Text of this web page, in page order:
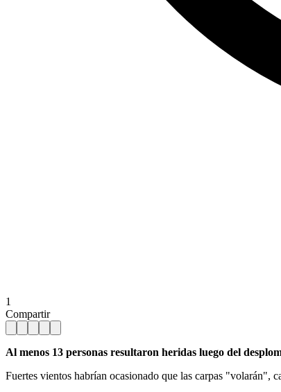
1
Compartir
Al menos 13 personas resultaron heridas luego del
Fuertes vientos habrían ocasionado que las carpas "volarán",